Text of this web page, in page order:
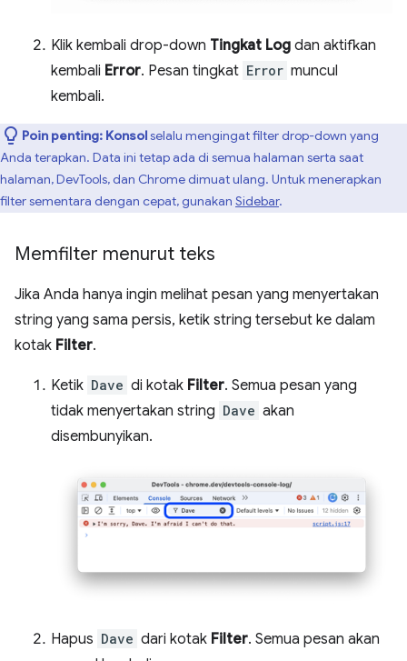
Klik kembali drop-down Tingkat Log dan aktifkan
kembali Error. Pesan tingkat Error muncul
kembali.
Poin penting: Konsolselalu mengingat filter drop-down yang
Anda terapkan. Data ini tetap ada di semua halaman serta saat
halaman, DevTools, dan Chrome dimuat ulang. Untuk menerapkan
filter sementara dengan cepat, gunakan Sidebar.
Memfilter menurut teks
Jika Anda hanya ingin melihat pesan yang menyertakan
string yang sama persis, ketik string tersebut ke dalam
kotak Filter.
Ketik Dave di kotak Filter. Semua pesan yang
tidak menyertakan string Dave akan
disembunyikan.
Hapus Dave dari kotak Filter. Semua pesan akan